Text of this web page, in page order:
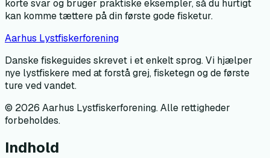
korte svar og bruger praktiske eksempler, så du hurtigt
kan komme tættere på din første gode fisketur.
Aarhus Lystfiskerforening
Danske fiskeguides skrevet i et enkelt sprog. Vi hjælper
nye lystfiskere med at forstå grej, fisketegn og de første
ture ved vandet.
© 2026 Aarhus Lystfiskerforening. Alle rettigheder
forbeholdes.
Indhold